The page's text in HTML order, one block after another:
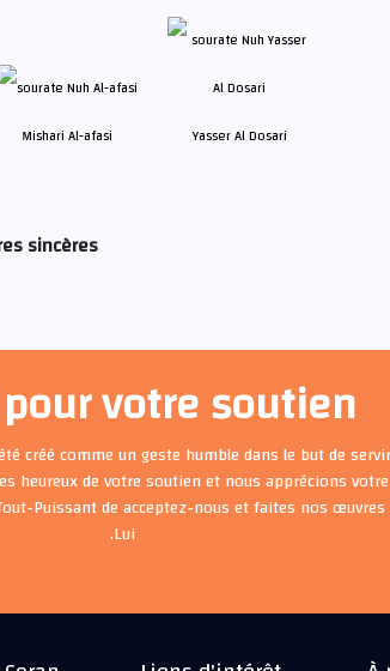
Mishari Al-afasi Yasser Al Dosari
sincères
votre soutien
créé comme un geste humble dans le but de
heureux de votre soutien et nous apprécions
Puissant de acceptez-nous et faites nos
Lui.